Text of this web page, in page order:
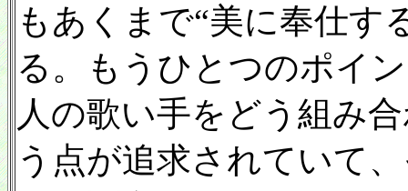
もあくまで“美に奉仕す
る。もうひとつのポイ
人の歌い手をどう組み
う点が追求されていて